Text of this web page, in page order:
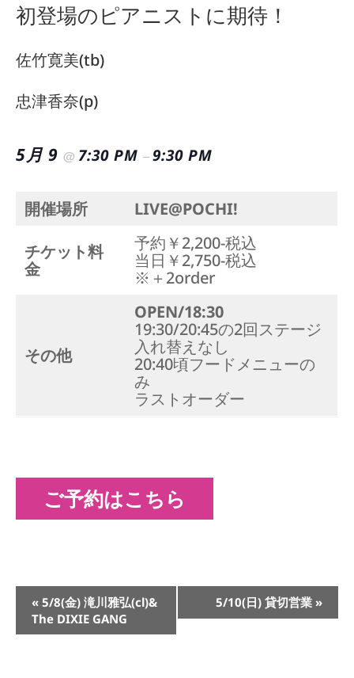
初登場のピアニストに期待！
佐竹寛美(tb)
忠津香奈(p)
5月 9 @ 7:30 PM –9:30 PM
開催場所
LIVE@POCHI!
チケット料
金
予約￥2,200-税込
当日￥2,750-税込
※＋2order
その他
OPEN/18:30
19:30/20:45の2回ステージ
入れ替えなし
20:40頃フードメニューの
み
ラストオーダー
ご予約はこちら
イ
ベ
ン
« 5/8(金) 滝川雅弘(cl)&
The DIXIE GANG
5/10(日) 貸切営業 »